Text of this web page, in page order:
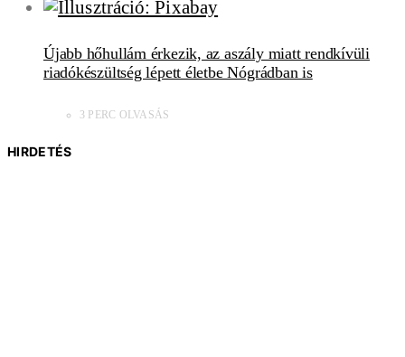
Újabb hőhullám érkezik, az aszály miatt rendkívüli
riadókészültség lépett életbe Nógrádban is
3 PERC OLVASÁS
HIRDETÉS